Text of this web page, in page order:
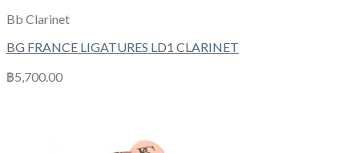
Bb Clarinet
BG FRANCE LIGATURES LD1 CLARINET
฿5,700.00